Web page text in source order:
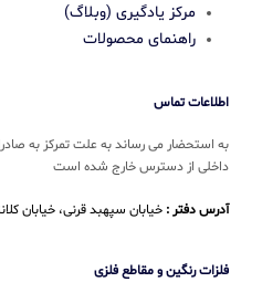
مرکز یادگیری (وبلاگ)
راهنمای محصولات
اطلاعات تماس
به استحضار می رساند به علت تمرکز به
داخلی از دسترس خارج شده است
آدرس دفتر : خیابان سپهبد قرنی، خیابان
فلزات رنگین و مقاطع فلزی